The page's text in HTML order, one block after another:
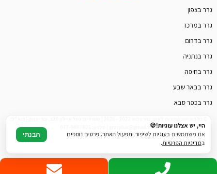
גרר בצפון
גרר במרכז
גרר בדרום
גרר בנתניה
גרר בחיפה
גרר בבאר שבע
גרר בכפר סבא
grarplus@gmail.com | טלפון: 077-9897825היי, יש אצלנו עוגיות!🍪
אנו משתמשים בעוגיות לשיפור ותפעול האתר. פרטים נוספים
במדיניות הפרטיות.
הבנתי